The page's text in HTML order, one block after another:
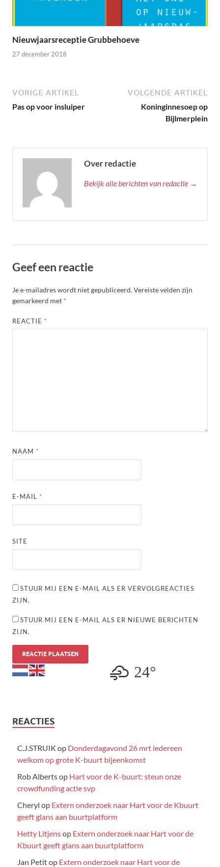
Nieuwjaarsreceptie Grubbehoeve
27 december 2018
VORIGE ARTIKEL
Pas op voor insluiper
VOLGENDE ARTIKEL
Koninginnesoep op
Bijlmerplein
Over redactie
Bekijk alle berichten van redactie →
Geef een reactie
Je e-mailadres wordt niet gepubliceerd.Vereiste velden zijn
gemarkeerd met *
REACTIE *
NAAM *
E-MAIL *
SITE
STUUR MIJ EEN E-MAIL ALS ER VERVOLGREACTIES
ZIJN.
STUUR MIJ EEN E-MAIL ALS ER NIEUWE BERICHTEN
ZIJN.
24°
REACTIES
C.J.STRUIK op Donderdagavond 26 mrt iedereen
welkom op grote K-buurt bijeenkomst
Rob Albertsop Hart voor de K-buurt: steun onze
crowdfunding actie svp
Cheryl op Extern onderzoek naar Hart voor de Kbuurt
geeft glans aan buurtplatform
Hetty Litjensop Extern onderzoek naar Hart voor de
Kbuurt geeft glans aan buurtplatform
Jan Petitop Extern onderzoek naar Hart voor de